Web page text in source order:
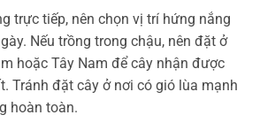
trực tiếp, nên chọn vị trí hứng nắng
Nếu trồng trong chậu, nên đặt ở
hoặc Tây Nam để cây nhận được
Tránh đặt cây ở nơi có gió lùa mạnh
hoàn toàn.